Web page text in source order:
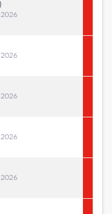
2026
2026
2026
2026
2026